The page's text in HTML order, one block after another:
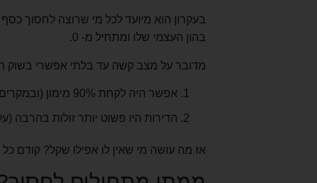
בעקרון הוא מיועד לכל מי שרוצה לחסוך
בהון העצמי שלו ומתחיל מ- 0.
מדובר על מצב קשה עד בלתי אפשרי בשוק הדירות
אפשר היה לקחת 90% מימון (ובמקרים מסוימים אפילו 95%) והיום אפשר מקסימום 75% מימון
הדירות היו פשוט יותר זולות בהרבה
אז מה עושה מי שאין לו אפילו שקל? קודם